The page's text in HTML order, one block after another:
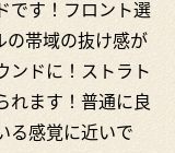
です！フロント選
の帯域の抜け感が
ンドに！ストラト
れます！普通に良
る感覚に近いで